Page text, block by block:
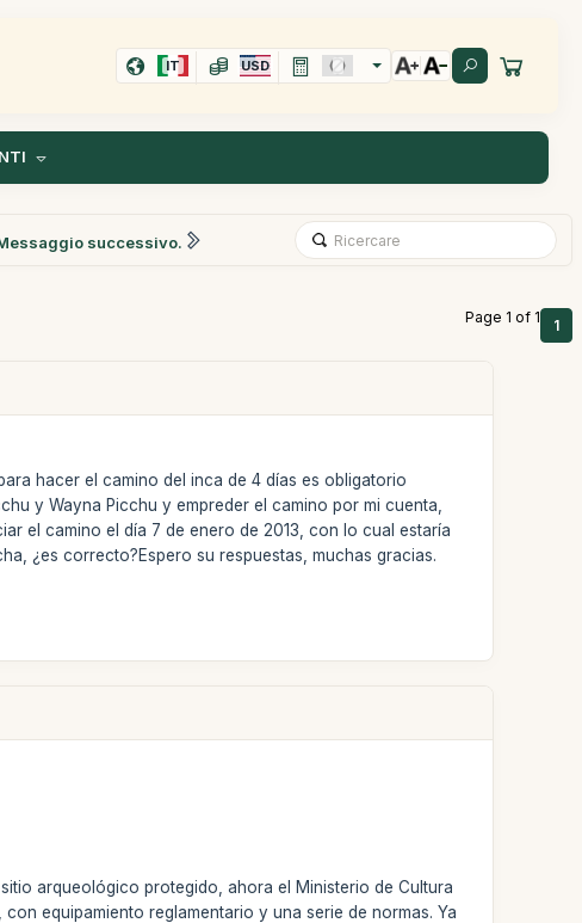
IT USD
successivo.
Page 1 of 1 1
hacer el camino del inca de 4 días es obligatorio
y Wayna Picchu y empreder el camino por mi cuenta,
el camino el día 7 de enero de 2013, con lo cual estaría
¿es correcto?Espero su respuestas, muchas gracias.
arqueológico protegido, ahora el Ministerio de Cultura
equipamiento reglamentario y una serie de normas. Ya